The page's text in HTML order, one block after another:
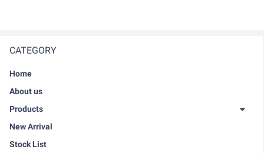
CATEGORY
Home
About us
Products
New Arrival
Stock List